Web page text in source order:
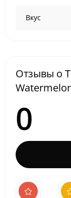
Вкус
Отзывы о
0